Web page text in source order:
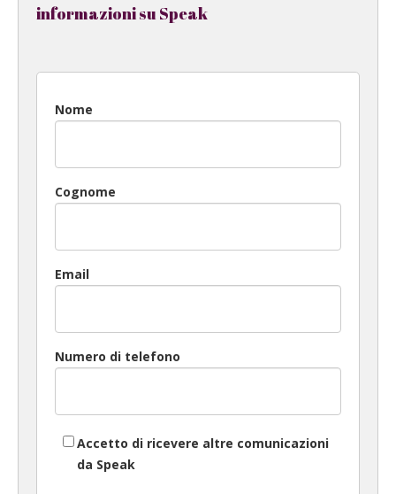
informazioni su Speak
Nome
Cognome
Email
Numero di telefono
Accetto di ricevere altre comunicazioni
da Speak